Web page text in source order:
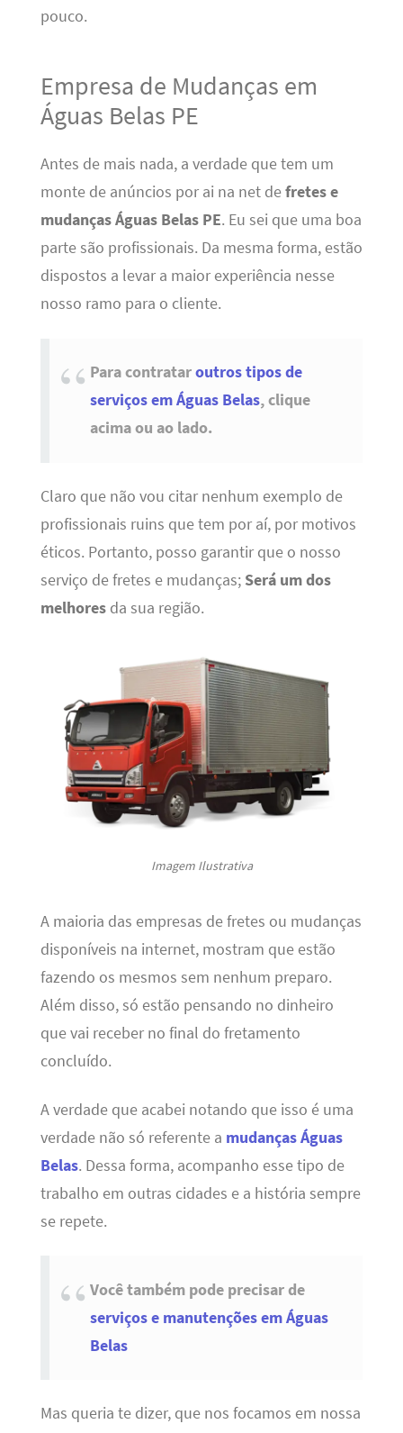
pouco.
Empresa de Mudanças em
Águas Belas PE
Antes de mais nada, a verdade que tem um
monte de anúncios por ai na net defretes e
mudanças Águas Belas PE. Eu sei que uma boa
parte são profissionais. Da mesma forma, estão
dispostos a levar a maior experiência nesse
nosso ramo para o cliente.
Para contrataroutros tipos de
serviços em Águas Belas, clique
acima ou ao lado.
Claro que não vou citar nenhum exemplo de
profissionais ruins que tem por aí, por motivos
éticos. Portanto, posso garantir que o nosso
serviço de fretes e mudanças; Será um dos
melhoresda sua região.
Imagem Ilustrativa
A maioria das empresas de fretes ou mudanças
disponíveis na internet, mostram que estão
fazendo os mesmos sem nenhum preparo.
Além disso, só estão pensando no dinheiro
que vai receber no final do fretamento
concluído.
A verdade que acabei notando que isso é uma
verdade não só referente a mudanças Águas
Belas. Dessa forma, acompanho esse tipo de
trabalho em outras cidades e a história sempre
se repete.
Você também pode precisar de
serviços e manutenções em Águas
Belas
Mas queria te dizer, que nos focamos em nossa